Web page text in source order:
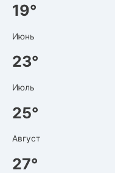
19°
Июнь
23°
Июль
25°
Август
27°